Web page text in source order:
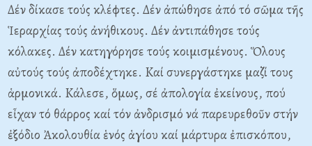
Δέν δίκασε τούς κλέφτες. Δέν ἀπώθησε ἀπό τό σῶμα τῆς
Ἱεραρχίας τούς ἀνήθικους. Δέν ἀντιπάθησε τούς
κόλακες. Δέν κατηγόρησε τούς κοιμισμένους. Ὅλους
αὐτούς τούς ἀποδέχτηκε. Kαί συνεργάστηκε μαζί τους
ἁρμονικά. Kάλεσε, ὅμως, σέ ἀπολογία ἐκείνους, πού
εἶχαν τό θάρρος καί τόν ἀνδρισμό νά παρευρεθοῦν στήν
ἐξόδιο Ἀκολουθία ἑνός ἁγίου καί μάρτυρα ἐπισκόπου,